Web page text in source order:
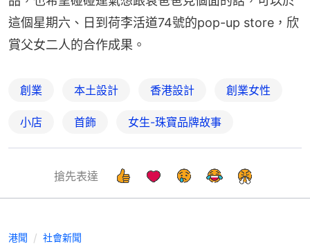
這個星期六、日到荷李活道74號的pop-up store，欣
賞父女二人的合作成果。
創業 本土設計 香港設計 創業女性
小店 首飾 女生-珠寶品牌故事
搶先表達
港聞 社會新聞